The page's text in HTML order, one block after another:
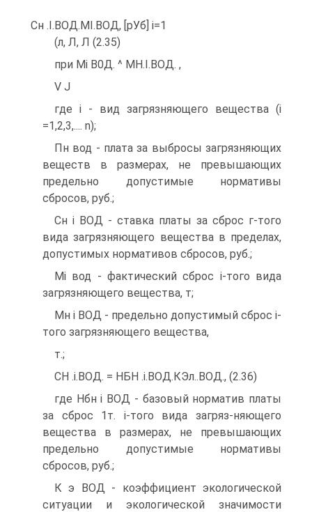
Сн .І.ВОД.МІ.ВОД, [рУб] i=1
(л, Л, Л (2.35)
при Мі В0Д. ^ МН.І.ВОД. ,
V J
где i - вид загрязняющего вещества (i
=1,2,3,.... n);
Пн вод - плата за выбросы загрязняющих
веществ в размерах, не превышающих
предельно допустимые нормативы
сбросов, руб.;
Сн і ВОД - ставка платы за сброс г-того
вида загрязняющего вещества в пределах,
допустимых нормативов сбросов, руб.;
Мі вод - фактический сброс і-того вида
загрязняющего вещества, т;
Мн і ВОД - предельно допустимый сброс і-
того загрязняющего вещества,
т.;
СН .і.ВОД. = НБН .і.ВОД.КЭл..ВОД., (2.36)
где Нбн і ВОД - базовый норматив платы
за сброс 1т. і-того вида загряз-няющего
вещества в размерах, не превышающих
предельно допустимые нормативы
сбросов, руб.;
К э ВОД - коэффициент экологической
ситуации и экологической значимости